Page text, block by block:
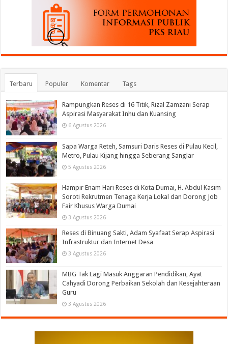
Terbaru Populer Komentar Tags
Rampungkan Reses di 16 Titik, Rizal Zamzani Serap
Aspirasi Masyarakat Inhu dan Kuansing
6 Agustus 2026
Sapa Warga Reteh, Samsuri Daris Reses di Pulau Kecil,
Metro, Pulau Kijang hingga Seberang Sanglar
5 Agustus 2026
Hampir Enam Hari Reses di Kota Dumai, H. Abdul Kasim
Soroti Rekrutmen Tenaga Kerja Lokal dan Dorong Job
Fair Khusus Warga Dumai
3 Agustus 2026
Reses di Binuang Sakti, Adam Syafaat Serap Aspirasi
Infrastruktur dan Internet Desa
3 Agustus 2026
MBG Tak Lagi Masuk Anggaran Pendidikan, Ayat
Cahyadi Dorong Perbaikan Sekolah dan Kesejahteraan
Guru
3 Agustus 2026